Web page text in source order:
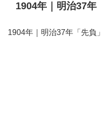
1904年｜明治37年
1904年｜明治37年「先負